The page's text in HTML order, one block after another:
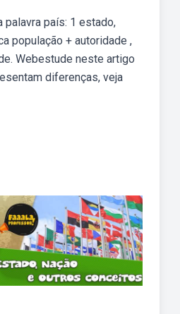
país: 1 estado,
população + autoridade ,
Webestude neste artigo
diferenças, veja